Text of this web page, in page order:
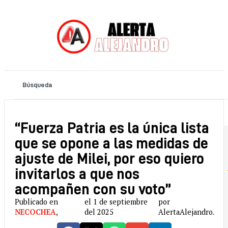
“Fuerza Patria es la única lista
que se opone a las medidas de
ajuste de Milei, por eso quiero
invitarlos a que nos
acompañen con su voto”
Publicado en
NECOCHEA,
el 1 de septiembre
del 2025
por
AlertaAlejandro.